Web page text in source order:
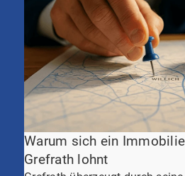
Warum sich ein
Grefrath lohnt